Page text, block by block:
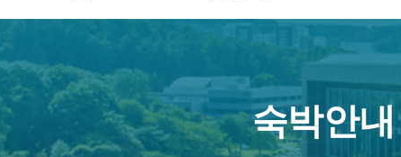
온라인 사전등록
사전등록 조회 및 영수증
출력
YEP
초록접
숙박안내